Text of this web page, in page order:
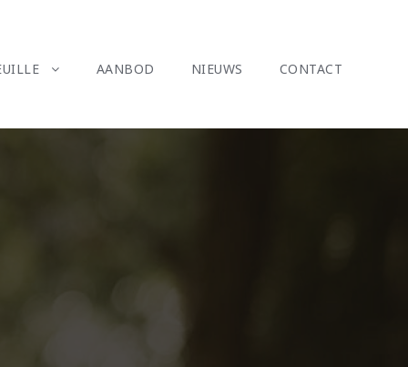
AANBOD NIEUWS CONTACT